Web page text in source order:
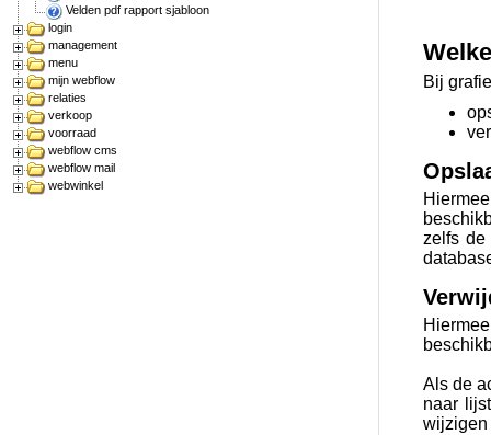
Velden pdf rapport sjabloon
login
management
menu
mijn webflow
relaties
verkoop
voorraad
webflow cms
webflow mail
webwinkel
Bij
zelfs de
Als de
naar
wijzigen